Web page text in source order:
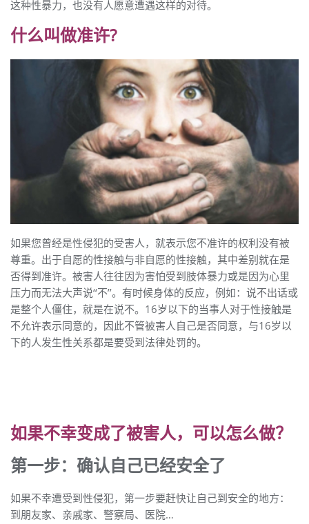
这种性暴力，也没有人愿意遭遇这样的对待。
什么叫做准许?
如果您曾经是性侵犯的受害人，就表示您不准许的权利没有被
尊重。出于自愿的性接触与非自愿的性接触，其中差别就在是
否得到准许。被害人往往因为害怕受到肢体暴力或是因为心里
压力而无法大声说‘‘不’’。有时候身体的反应，例如：说不出话或
是整个人僵住，就是在说不。16岁以下的当事人对于性接触是
不允许表示同意的，因此不管被害人自己是否同意，与16岁以
下的人发生性关系都是要受到法律处罚的。
如果不幸变成了被害人，可以怎么做？
第一步：确认自己已经安全了
如果不幸遭受到性侵犯，第一步要赶快让自己到安全的地方：
到朋友家、亲戚家、警察局、医院…